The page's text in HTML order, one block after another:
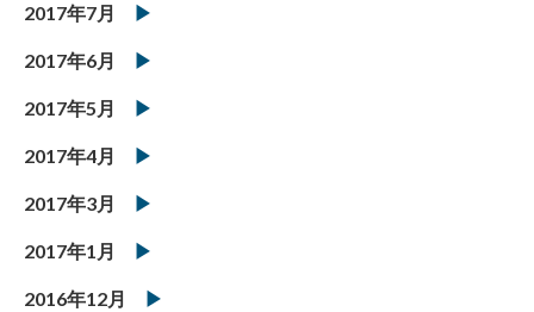
2017年7月
2017年6月
2017年5月
2017年4月
2017年3月
2017年1月
2016年12月